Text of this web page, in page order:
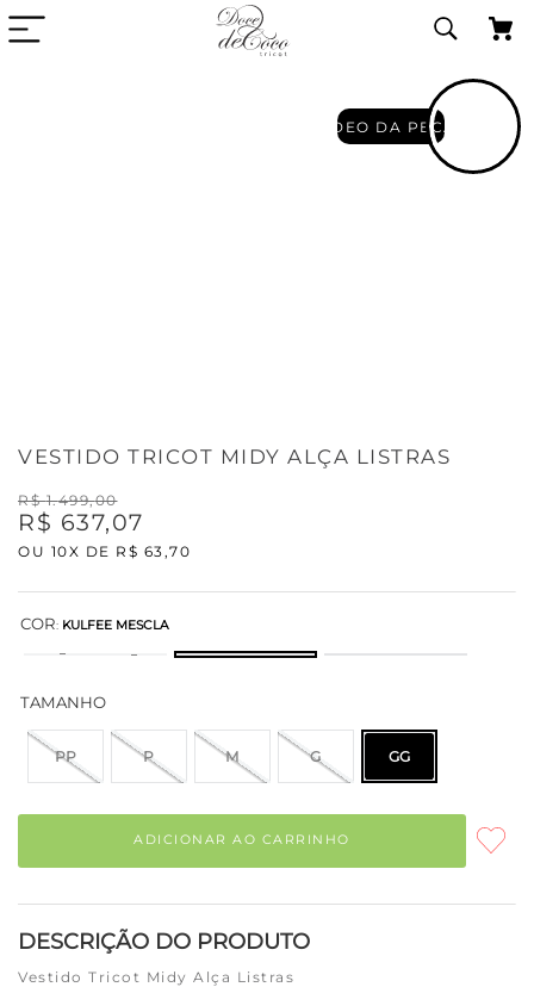
VIDEO DA PECA
VESTIDO TRICOT MIDY ALÇA LISTRAS
R$ 1.499,00
R$ 637,07
OU 10X DE R$ 63 ,70
COR: KULFEE MESCLA
TAMANHO
PP P M G GG
ADICIONAR AO CARRINHO
DESCRIÇÃO DO PRODUTO
Vestido Tricot Midy Alça Listras